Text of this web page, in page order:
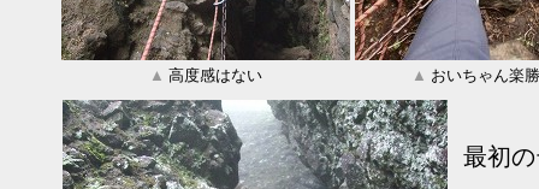
▲ 高度感はない ▲ おいちゃん楽
最初